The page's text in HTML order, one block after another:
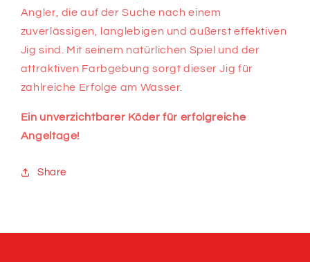
Angler, die auf der Suche nach einem
zuverlässigen, langlebigen und äußerst effektiven
Jig sind. Mit seinem natürlichen Spiel und der
attraktiven Farbgebung sorgt dieser Jig für
zahlreiche Erfolge am Wasser.
Ein unverzichtbarer Köder für erfolgreiche
Angeltage!
Share